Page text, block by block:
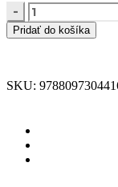
MAMA,
mňam
2 Pridať do košíka
SKU: